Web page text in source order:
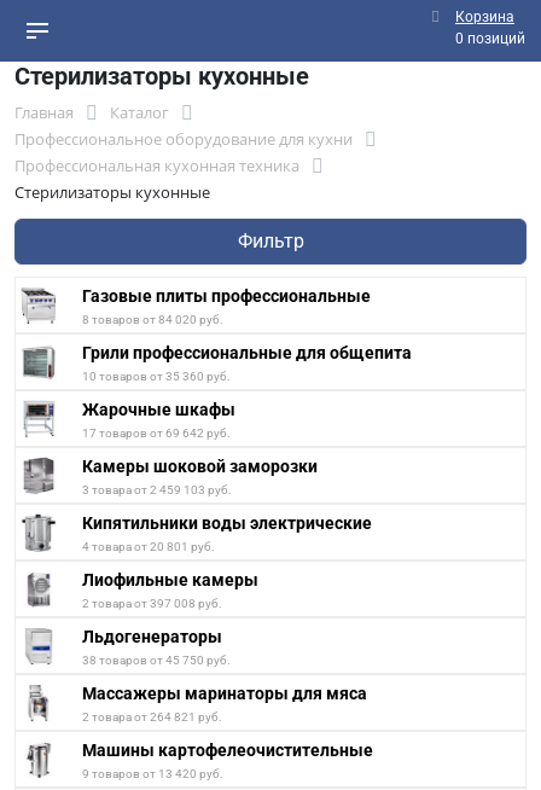
Корзина
0 позиций
Стерилизаторы кухонные
Главная
Каталог
Профессиональное оборудование для кухни
Профессиональная кухонная техника
Стерилизаторы кухонные
Фильтр
Газовые плиты профессиональные
8 товаров от 84 020 руб.
Грили профессиональные для общепита
10 товаров от 35 360 руб.
Жарочные шкафы
17 товаров от 69 642 руб.
Камеры шоковой заморозки
3 товара от 2 459 103 руб.
Кипятильники воды электрические
4 товара от 20 801 руб.
Лиофильные камеры
2 товара от 397 008 руб.
Льдогенераторы
38 товаров от 45 750 руб.
Массажеры маринаторы для мяса
2 товара от 264 821 руб.
Машины картофелеочистительные
9 товаров от 13 420 руб.